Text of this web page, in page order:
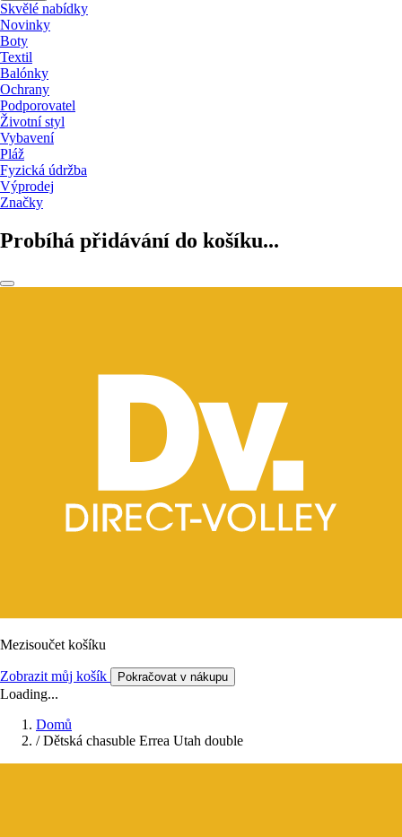
Skvělé nabídky
Novinky
Boty
Textil
Balónky
Ochrany
Podporovatel
Životní styl
Vybavení
Pláž
Fyzická údržba
Výprodej
Značky
Probíhá přidávání do košíku...
Mezisoučet košíku
Zobrazit můj košík Pokračovat v nákupu
Loading...
Domů
/ Dětská chasuble Errea Utah double